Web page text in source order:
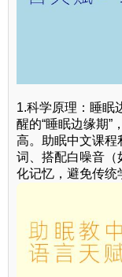
1.科学原理：睡眠
醒的“睡眠边缘期”
高。助眠中文课程
词、搭配白噪音（
化记忆，避免传统